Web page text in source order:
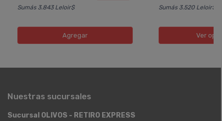
Sumás 3.843 Leloir$
Agregar
Sumás 3.520 Leloir$
Ver
Nuestras sucursales
Sucursal OLIVOS - RETIRO EXPRESS